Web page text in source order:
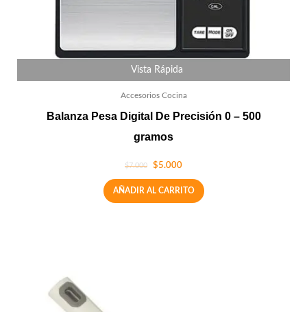
Vista Rápida
Accesorios Cocina
Balanza Pesa Digital De Precisión 0 – 500
gramos
$7.000 $5.000
AÑADIR AL CARRITO